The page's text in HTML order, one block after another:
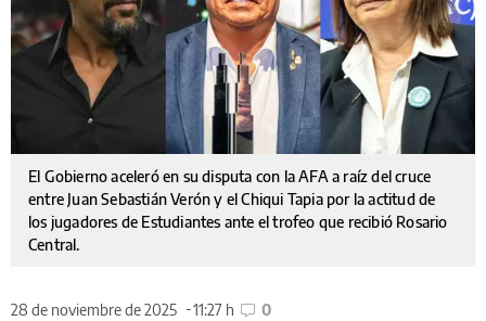
El Gobierno aceleró en su disputa con la AFA a raíz del cruce
entre Juan Sebastián Verón y el Chiqui Tapia por la actitud de
los jugadores de Estudiantes ante el trofeo que recibió Rosario
Central.
28 de noviembre de 2025 11:27 h 0